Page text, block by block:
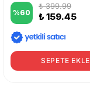
%60
₺ 399.99
₺ 159.45
SEPETE EKLE